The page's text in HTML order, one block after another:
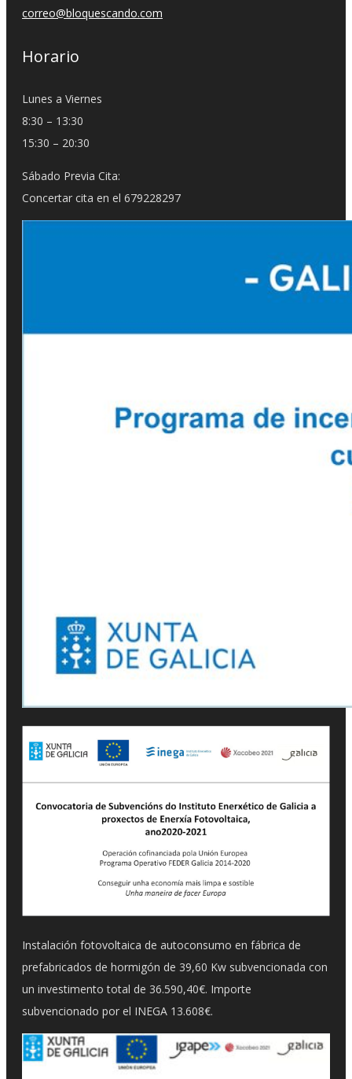
correo@bloquescando.com
Horario
Lunes a Viernes
8:30 – 13:30
15:30 – 20:30
Sábado Previa Cita:
Concertar cita en el 679228297
Instalación fotovoltaica de autoconsumo en fábrica de
prefabricados de hormigón de 39,60 Kw subvencionada con
un investimento total de 36.590,40€. Importe
subvencionado por el INEGA 13.608€.